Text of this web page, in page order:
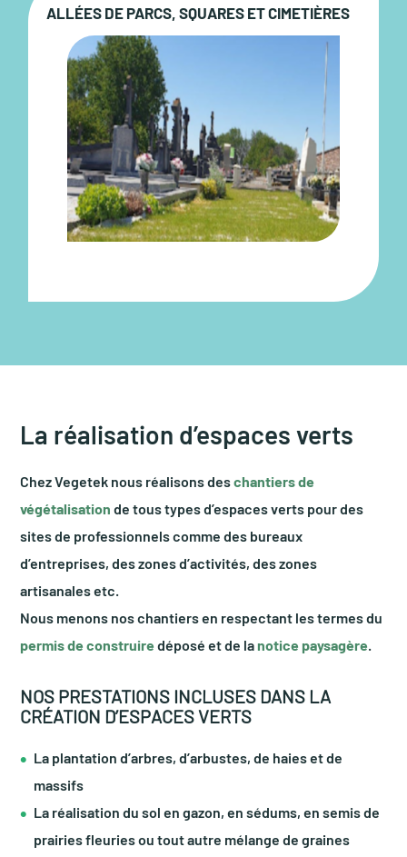
ALLÉES DE PARCS, SQUARES ET CIMETIÈRES
La réalisation d’espaces verts
Chez Vegetek nous réalisons deschantiers de
végétalisation de tous types d’espaces verts pour des
sites de professionnels comme des bureaux
d’entreprises, des zones d’activités, des zones
artisanales etc.
Nous menons nos chantiers en respectant les termes du
permis de construire déposé et de lanotice paysagère.
NOS PRESTATIONS INCLUSES DANS LA
CRÉATION D’ESPACES VERTS
La plantation d’arbres, d’arbustes, de haies et de
massifs
La réalisation du sol en gazon, en sédums, en semis de
prairies fleuries ou tout autre mélange de graines